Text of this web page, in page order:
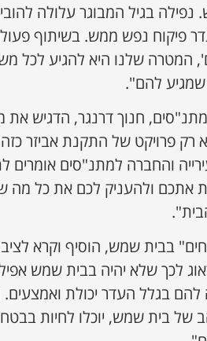
בגיל המבוגר עלולה
פיקוח נפש ממש. בשיתוף
המטרה שלנו היא להגיע לכל
שמגיע להם".
חנוך דרנגר, הדגיש
רק פרויקט של התקנת אביזר
והחברה למתנ"סים אומרים
אתכם ולהעניק לכם את כל מה
בבית שמש, הוסיף וקרא
לכך שלא יהיה בבית שמש
להם בגלל העדר יכולת
של בית שמש, יוכלו לחיות